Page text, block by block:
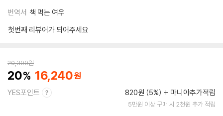
번역서 책 먹는 여우
첫번째 리뷰어가 되어주세요
20,300원
20 16,240
YES포인트 820원 (5%) 마니아추가적립
5만원 이상 구매 시 2천원 추가 적립